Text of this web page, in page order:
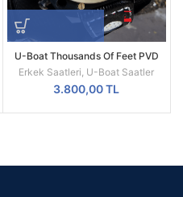
U-Boat Thousands Of Feet PVD
Kasa Replika Erkek Kol Saati
Erkek Saatleri U-Boat Saatler
3.800,00TL